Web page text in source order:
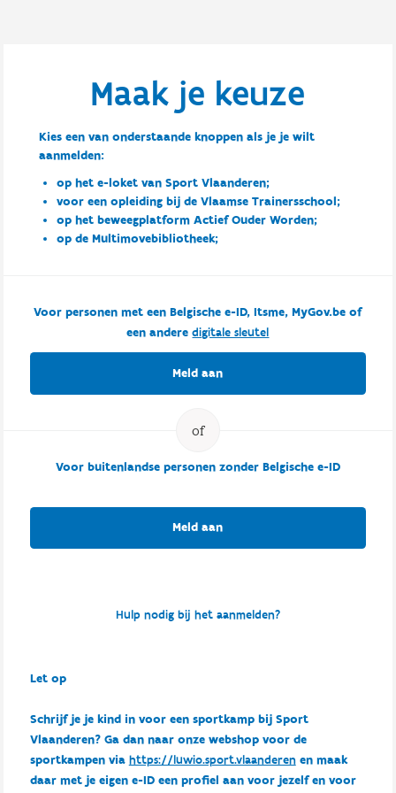
Maak je keuze
Kies een van onderstaande knoppen als je je wilt
aanmelden:
op het e-loket van Sport Vlaanderen;
voor een opleiding bij de Vlaamse Trainersschool;
op het beweegplatform Actief Ouder Worden;
op de Multimovebibliotheek;
Voor personen met een Belgische e-ID, Itsme, MyGov.be of
een anderedigitale sleutel
Meld aan
Voor buitenlandse personen zonder Belgische e-ID
Meld aan
Hulp nodig bij het aanmelden?
Let op
Schrijf je je kind in voor een sportkamp bij Sport
Vlaanderen? Ga dan naar onze webshop voor de
sportkampen via https://luwio.sport.vlaanderenen maak
daar met je eigen e-ID een profiel aan voor jezelf en voor